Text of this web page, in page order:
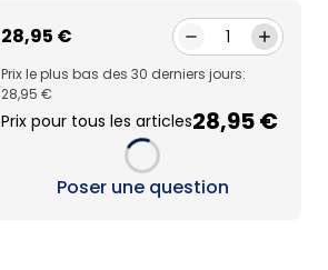
28,95 € 1
Prix le plus bas des 30 derniers jours:
28,95 €
Prix pour tous les articles28,95 €
Loading...
Poser une question